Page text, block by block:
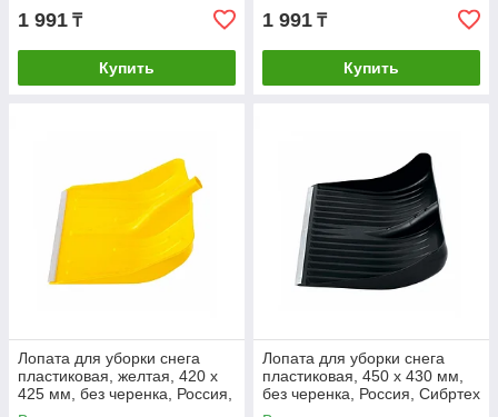
1 991 ₸
Купить
1 991 ₸
Купить
Лопата для уборки снега
пластиковая, желтая, 420 х
425 мм, без черенка, Россия,
Сибртех
Лопата для уборки снега
пластиковая, 450 х 430 мм,
без черенка, Россия, Сибртех